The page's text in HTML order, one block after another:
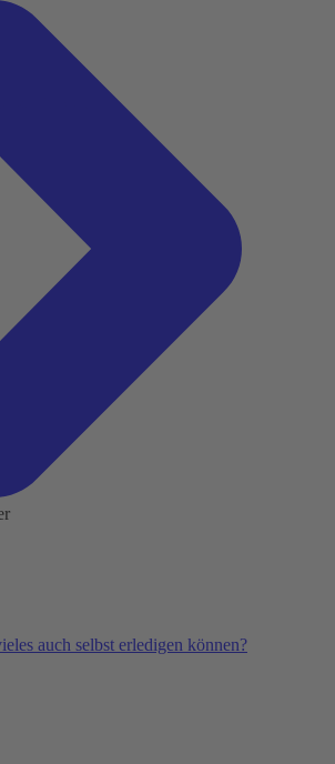
ist für Sie da!
auch selbst erledigen können?